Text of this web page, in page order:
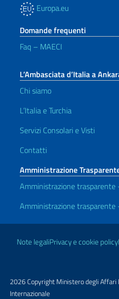
Europa.eu
Domande frequenti
Faq – MAECI
L’Ambasciata d’Italia a
Chi siamo
L’Italia e Turchia
Servizi Consolari e Visti
Contatti
Amministrazione
Amministrazione trasparente
Amministrazione trasparente
Link Utili
Note legaliPrivacy e cookie policy
2026 Copyright Ministero degli Affari
Internazionale